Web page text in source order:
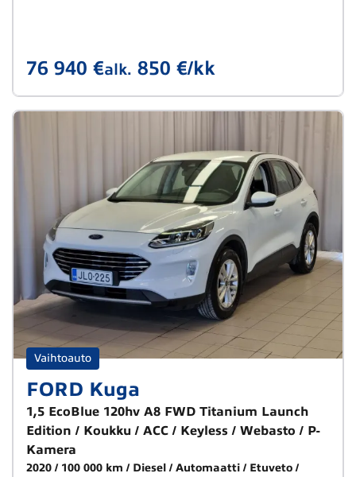
76 940 €alk. 850 €/kk
Vaihtoauto
FORD Kuga
1,5 EcoBlue 120hv A8 FWD Titanium Launch
Edition / Koukku / ACC / Keyless / Webasto / P-
Kamera
2020 100 000 km Diesel Automaatti
Etuveto